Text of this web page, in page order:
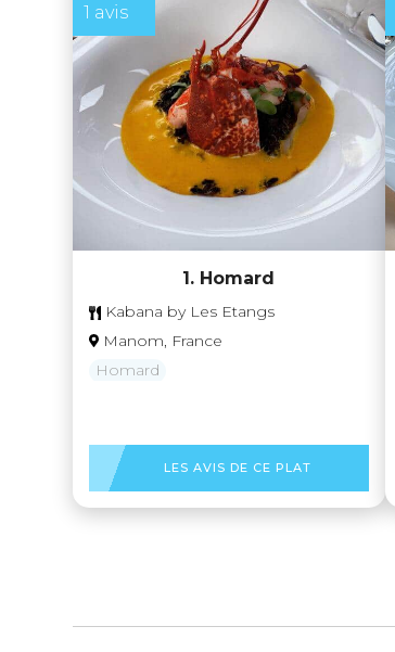
1 avis
1. Homard
Kabana by Les Etangs
Manom, France
Homard
LES AVIS DE CE PLAT